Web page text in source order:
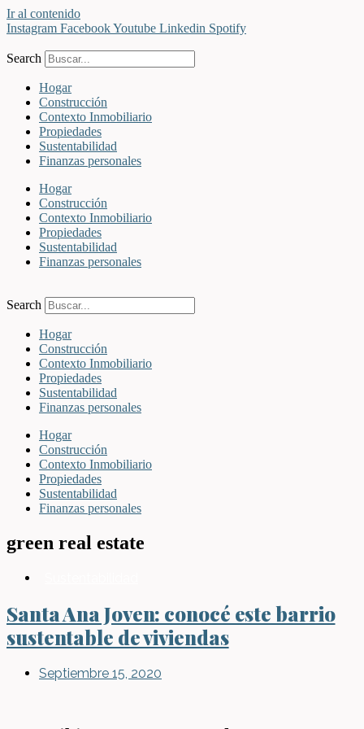
Ir al contenido
Instagram FacebookYoutube Linkedin Spotify
Search
Hogar
Construcción
Contexto Inmobiliario
Propiedades
Sustentabilidad
Finanzas personales
Hogar
Construcción
Contexto Inmobiliario
Propiedades
Sustentabilidad
Finanzas personales
Search
Hogar
Construcción
Contexto Inmobiliario
Propiedades
Sustentabilidad
Finanzas personales
Hogar
Construcción
Contexto Inmobiliario
Propiedades
Sustentabilidad
Finanzas personales
green real estate
Santa Ana Joven: conocé este barrio
sustentable de viviendas
Septiembre 15, 2020